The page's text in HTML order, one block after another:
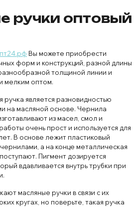
ручки оптовый
Вы можете приобрести
форм и конструкций, разной длины
толщиной линии и
мелким оптом.
ручка является разновидностью
на масляной основе. Чернила
из масел, смол и
очень прост и используется для
В основе лежит пластиковый
а на конце металлическая
Пигмент дозируется
вдавливается внутрь трубки при
масляные ручки в связи с их
кругах, но поверьте, такая ручка